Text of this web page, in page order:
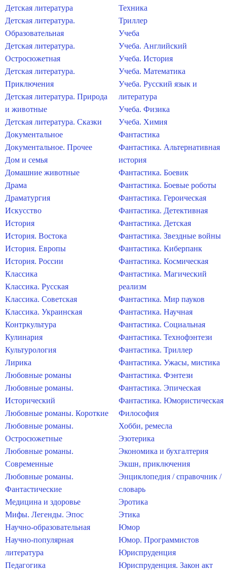
Детская литература
Детская литература.
Образовательная
Детская литература.
Остросюжетная
Детская литература.
Приключения
Детская литература. Природа
и животные
Детская литература. Сказки
Документальное
Документальное. Прочее
Дом и семья
Домашние животные
Драма
Драматургия
Искусство
История
История. Востока
История. Европы
История. России
Классика
Классика. Русская
Классика. Советская
Классика. Украинская
Контркультура
Кулинария
Культурология
Лирика
Любовные романы
Любовные романы.
Исторический
Любовные романы. Короткие
Любовные романы.
Остросюжетные
Любовные романы.
Современные
Любовные романы.
Фантастические
Медицина и здоровье
Мифы. Легенды. Эпос
Научно-образовательная
Научно-популярная
литература
Педагогика
Техника
Триллер
Учеба
Учеба. Английский
Учеба. История
Учеба. Математика
Учеба. Русский язык и
литература
Учеба. Физика
Учеба. Химия
Фантастика
Фантастика. Альтернативная
история
Фантастика. Боевик
Фантастика. Боевые роботы
Фантастика. Героическая
Фантастика. Детективная
Фантастика. Детская
Фантастика. Звездные войны
Фантастика. Киберпанк
Фантастика. Космическая
Фантастика. Магический
реализм
Фантастика. Мир пауков
Фантастика. Научная
Фантастика. Социальная
Фантастика. Технофэнтези
Фантастика. Триллер
Фантастика. Ужасы, мистика
Фантастика. Фэнтези
Фантастика. Эпическая
Фантастика. Юмористическая
Философия
Хобби, ремесла
Эзотерика
Экономика и бухгалтерия
Экшн, приключения
Энциклопедия / справочник /
словарь
Эротика
Этика
Юмор
Юмор. Программистов
Юриспруденция
Юриспруденция. Закон акт